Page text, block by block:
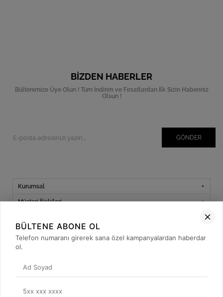
BIZDEN HABERLER
Bültenimize Üye Olun ! Tüm İndirim ve Fırsatlardan İlk Sizin Haberiniz
Olsun !
GÖNDER
Kurumsal
Müşteri İlişkileri
Sosyal Medya
BÜLTENE ABONE OL
Telefon numaranı girerek sana özel kampanyalardan haberdar
ol.